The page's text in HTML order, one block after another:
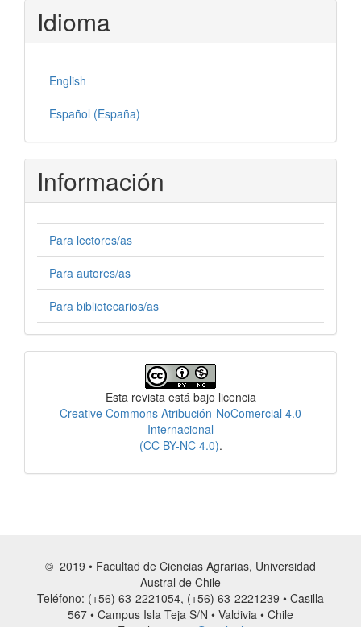
Idioma
English
Español (España)
Información
Para lectores/as
Para autores/as
Para bibliotecarios/as
Esta revista está bajo licencia
Creative Commons Atribución-NoComercial 4.0
Internacional
(CC BY-NC 4.0).
© 2019 • Facultad de Ciencias Agrarias, Universidad
Austral de Chile
Teléfono: (+56) 63-2221054, (+56) 63-2221239 • Casilla
567 • Campus Isla Teja S/N • Valdivia • Chile